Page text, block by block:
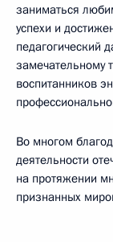
заниматься
успехи и
педагогический
замечательному
воспитанников
Во многом
деятельности
на протяжении
признанных